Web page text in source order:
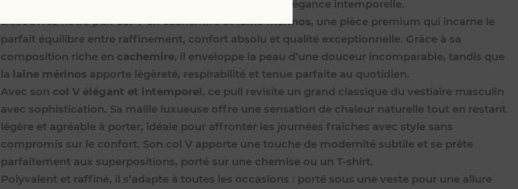
, pensé pour offrir douceur, chaleur et élégance intemporelle.
Découvrez notrepull col V en cachemire et laine mérinos, une pièce premium qui incarne le
parfait équilibre entre raffinement, confort absolu et qualité exceptionnelle. Grâce à sa
composition riche en cachemire, il enveloppe la peau d’une douceur incomparable, tandis que
la laine mérinos apporte légèreté, respirabilité et tenue parfaite au quotidien.
Avec son col V élégant et intemporel, ce pull revisite un grand classique du vestiaire masculin
avec sophistication. Sa maille luxueuse offre une sensation de chaleur naturelle tout en restant
légère et agréable à porter, idéale pour affronter les journées fraîches avec style sans
compromis sur le confort. Son col V apporte une touche de modernité subtile et se prête
parfaitement aux superpositions, porté sur une chemise ou un T-shirt.
Polyvalent et raffiné, il s’adapte à toutes les occasions : porté sous une veste pour une allure